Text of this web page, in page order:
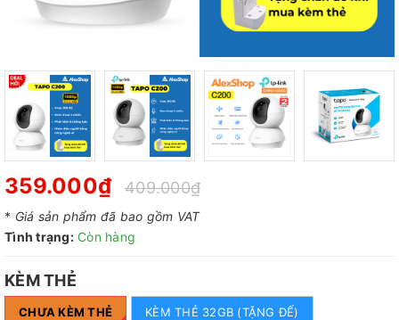
359.000₫ 409.000₫
* Giá sản phẩm đã bao gồm VAT
Tình trạng: Còn hàng
KÈM THẺ
CHƯA KÈM THẺ KÈM THẺ 32GB (TẶNG ĐẾ)